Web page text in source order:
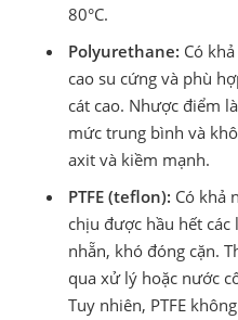
80°C.
Polyurethane: Có
cao su cứng và phù
cát cao. Nhược điểm
mức trung bình và
axit và kiềm mạnh.
PTFE (teflon): Có khả
chịu được hầu hết các
nhẵn, khó đóng cặn.
qua xử lý hoặc nước
Tuy nhiên, PTFE